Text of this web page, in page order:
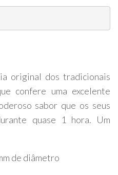
original dos tradicionais
confere uma excelente
sabor que os seus
quase 1 hora. Um
de diâmetro